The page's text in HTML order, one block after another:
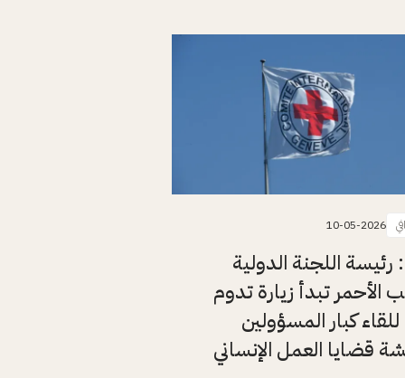
10-05-2026
رئيسة اللجنة الدولية
الأحمر تبدأ زيارة تدوم
كبار المسؤولين
قضايا العمل الإنساني